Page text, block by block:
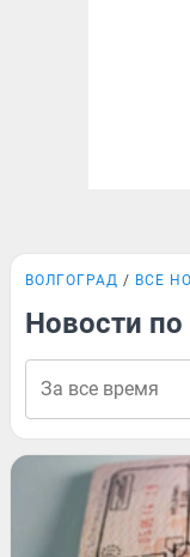
ВОЛГОГРАД ВСЕ
Новости